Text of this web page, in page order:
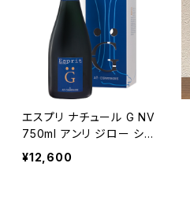
エスプリ ナチュール G NV
750ml アンリ ジロー シャ
ンパーニュ フランス 正規品
¥12,600